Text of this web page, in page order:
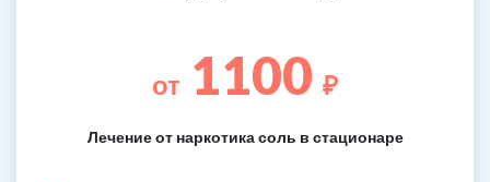
от 1100 ₽
Лечение от наркотика соль в стационаре